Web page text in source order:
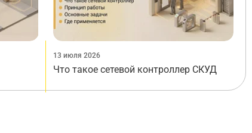
13 июля 2026
Что такое сетевой контроллер СКУД